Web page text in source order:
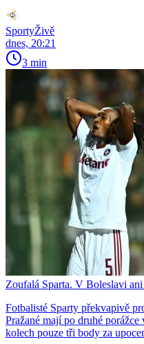
SportyŽivě
dnes, 20:21
3 min
Zoufalá Sparta. V Boleslavi
Fotbalisté Sparty překvapivě
Pražané mají po druhé
kolech pouze tři body za